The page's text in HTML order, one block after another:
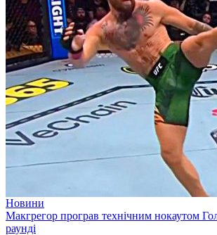
Новини
Макгрегор програв технічним нокаутом
раунді